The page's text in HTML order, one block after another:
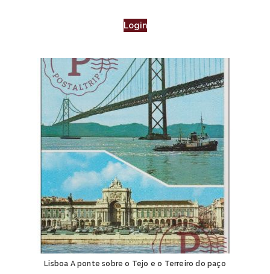
Login
Lisboa A ponte sobre o Tejo e o Terreiro do paço